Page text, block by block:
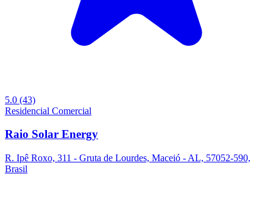
5.0 (43)
Residencial Comercial
Raio Solar Energy
R. Ipê Roxo, 311 - Gruta de Lourdes, Maceió - AL, 57052-590,
Brasil